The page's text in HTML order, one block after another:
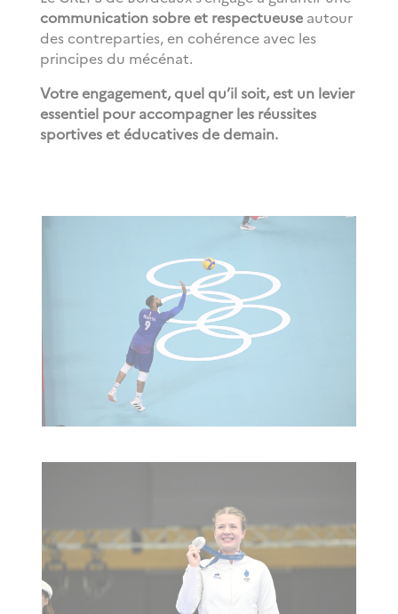
communication sobre et respectueuseautour
des contreparties, en cohérence avec les
principes du mécénat.
Votre engagement, quel qu’il soit, est un levier
essentiel pour accompagner les réussites
sportives et éducatives de demain.